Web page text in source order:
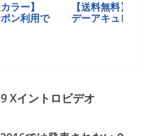
Xイントロビデオ